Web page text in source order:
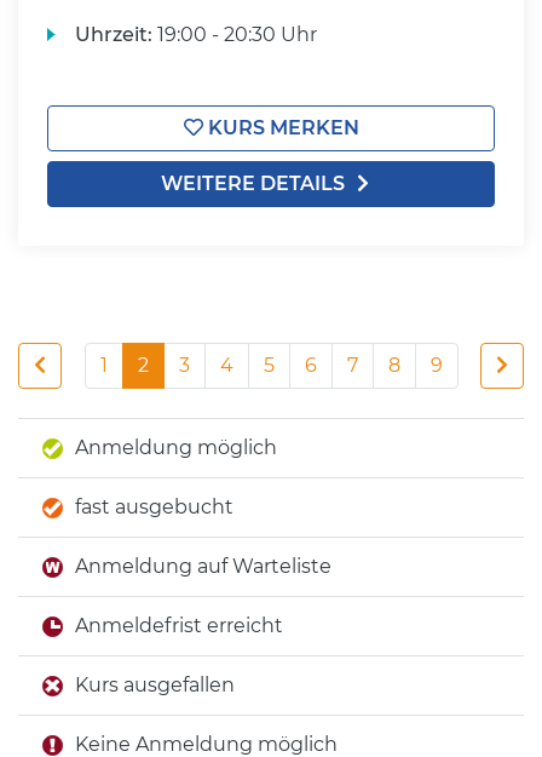
Uhrzeit: 19:00 - 20:30 Uhr
KURS MERKEN
WEITERE DETAILS
1 2 3 4 5 6 7 8 9
Anmeldung möglich
fast ausgebucht
Anmeldung auf Warteliste
Anmeldefrist erreicht
Kurs ausgefallen
Keine Anmeldung möglich